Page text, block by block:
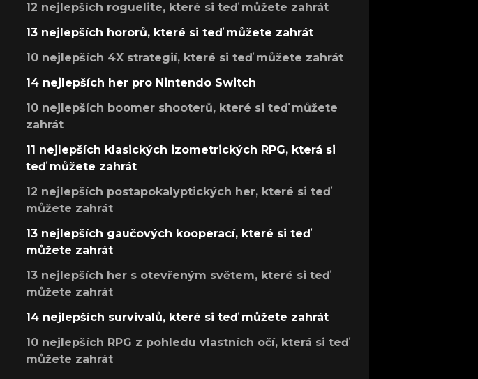
12 nejlepších roguelite, které si teď můžete zahrát
13 nejlepších hororů, které si teď můžete zahrát
10 nejlepších 4X strategií, které si teď můžete zahrát
14 nejlepších her pro Nintendo Switch
10 nejlepších boomer shooterů, které si teď můžete
zahrát
11 nejlepších klasických izometrických RPG, která si
teď můžete zahrát
12 nejlepších postapokalyptických her, které si teď
můžete zahrát
13 nejlepších gaučových kooperací, které si teď
můžete zahrát
13 nejlepších her s otevřeným světem, které si teď
můžete zahrát
14 nejlepších survivalů, které si teď můžete zahrát
10 nejlepších RPG z pohledu vlastních očí, která si teď
můžete zahrát